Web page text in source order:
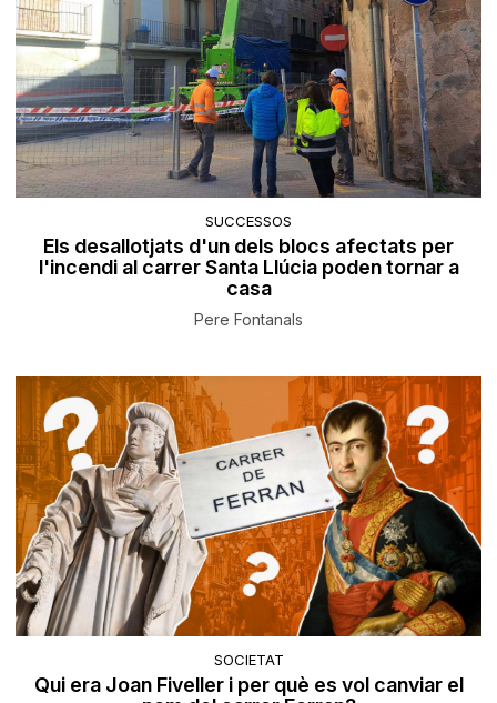
SUCCESSOS
Els desallotjats d'un dels blocs afectats per
l'incendi al carrer Santa Llúcia poden tornar a
casa
Pere Fontanals
SOCIETAT
Qui era Joan Fiveller i per què es vol canviar el